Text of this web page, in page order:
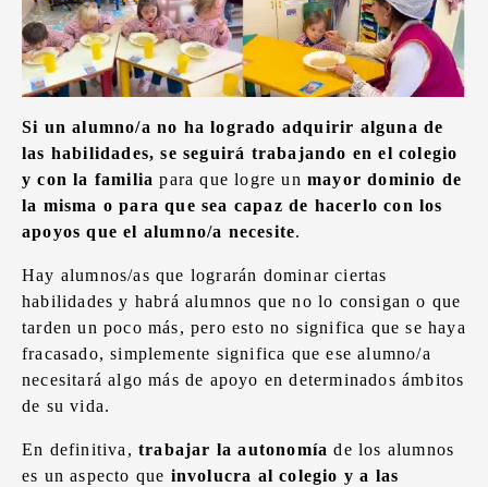
Si un alumno/a no ha logrado adquirir alguna de
las habilidades, se seguirá trabajando en el colegio
y con la familia para que logre unmayor dominio de
la misma o para que sea capaz de hacerlo con los
apoyos que el alumno/a necesite.
Hay alumnos/as que lograrán dominar ciertas
habilidades y habrá alumnos que no lo consigan o que
tarden un poco más, pero esto no significa que se haya
fracasado, simplemente significa que ese alumno/a
necesitará algo más de apoyo en determinados ámbitos
de su vida.
En definitiva, trabajar la autonomía de los alumnos
es un aspecto que involucra al colegio y a las